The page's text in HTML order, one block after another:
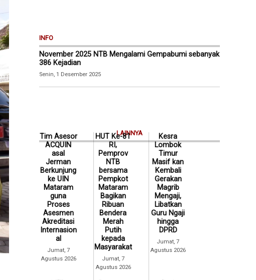
INFO
November 2025 NTB Mengalami Gempabumi sebanyak
386 Kejadian
Senin, 1 Desember 2025
LAINNYA
Tim Asesor
ACQUIN
asal
Jerman
Berkunjung
ke UIN
Mataram
guna
Proses
Asesmen
Akreditasi
Internasion
al
Jumat, 7
Agustus 2026
HUT Ke-81
RI,
Pemprov
NTB
bersama
Pempkot
Mataram
Bagikan
Ribuan
Bendera
Merah
Putih
kepada
Masyarakat
Jumat, 7
Agustus 2026
Kesra
Lombok
Timur
Masif kan
Kembali
Gerakan
Magrib
Mengaji,
Libatkan
Guru Ngaji
hingga
DPRD
Jumat, 7
Agustus 2026